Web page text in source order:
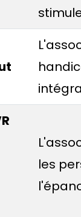
les